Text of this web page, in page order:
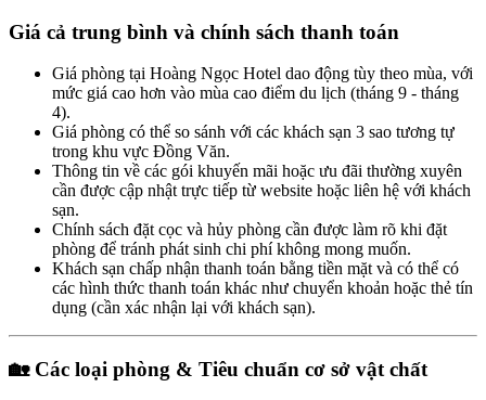
Giá cả trung bình và chính sách thanh toán
Giá phòng tại Hoàng Ngọc Hotel dao động tùy theo mùa, với
mức giá cao hơn vào mùa cao điểm du lịch (tháng 9 - tháng
4).
Giá phòng có thể so sánh với các khách sạn 3 sao tương tự
trong khu vực Đồng Văn.
Thông tin về các gói khuyến mãi hoặc ưu đãi thường xuyên
cần được cập nhật trực tiếp từ website hoặc liên hệ với khách
sạn.
Chính sách đặt cọc và hủy phòng cần được làm rõ khi đặt
phòng để tránh phát sinh chi phí không mong muốn.
Khách sạn chấp nhận thanh toán bằng tiền mặt và có thể có
các hình thức thanh toán khác như chuyển khoản hoặc thẻ tín
dụng (cần xác nhận lại với khách sạn).
🏡 Các loại phòng & Tiêu chuẩn cơ sở vật chất